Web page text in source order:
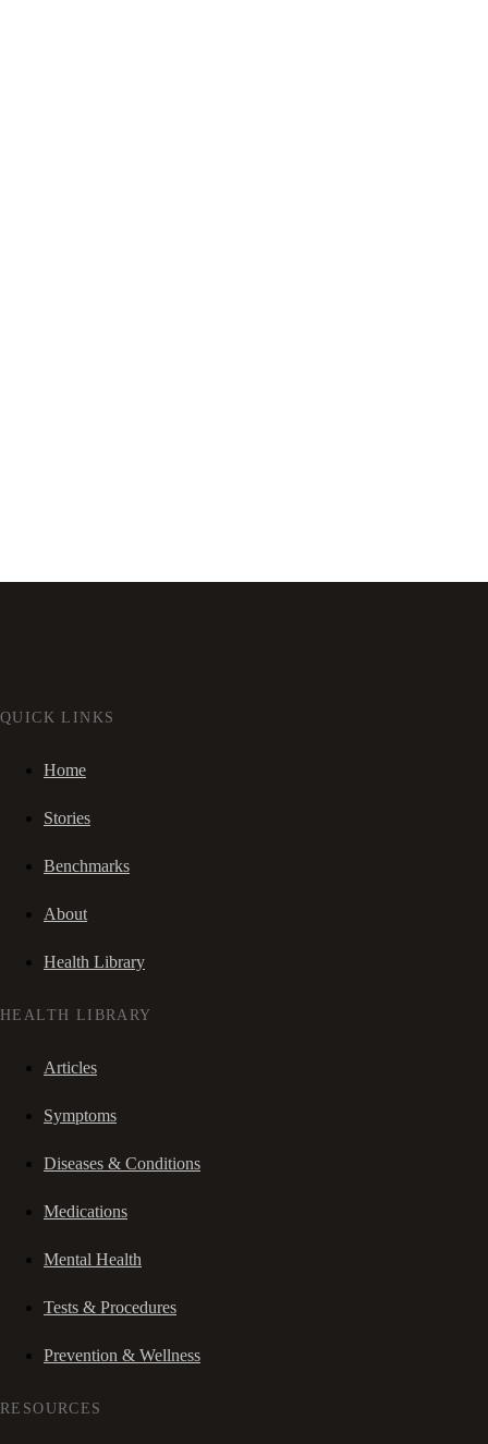
QUICK LINKS
Home
Stories
Benchmarks
About
Health Library
HEALTH LIBRARY
Articles
Symptoms
Diseases & Conditions
Medications
Mental Health
Tests & Procedures
Prevention & Wellness
RESOURCES